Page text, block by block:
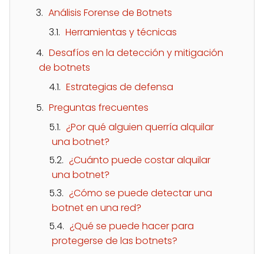
Análisis Forense de Botnets
Herramientas y técnicas
Desafíos en la detección y mitigación
de botnets
Estrategias de defensa
Preguntas frecuentes
¿Por qué alguien querría alquilar
una botnet?
¿Cuánto puede costar alquilar
una botnet?
¿Cómo se puede detectar una
botnet en una red?
¿Qué se puede hacer para
protegerse de las botnets?